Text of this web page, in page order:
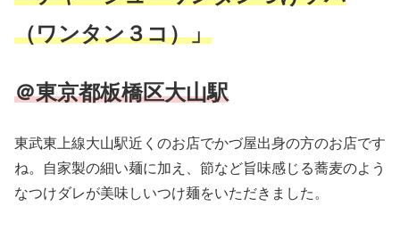
（ワンタン３コ）」
＠東京都板橋区大山駅
東武東上線大山駅近くのお店でかづ屋出身の方のお店です
ね。自家製の細い麺に加え、節など旨味感じる蕎麦のよう
なつけダレが美味しいつけ麺をいただきました。